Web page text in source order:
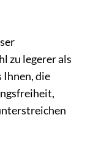
zu legerer als
Ihnen, die